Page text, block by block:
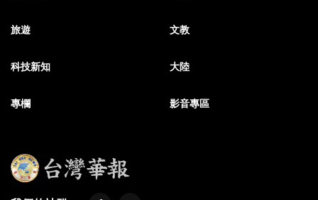
旅遊 文教
科技新知 大陸
專欄 影音專區